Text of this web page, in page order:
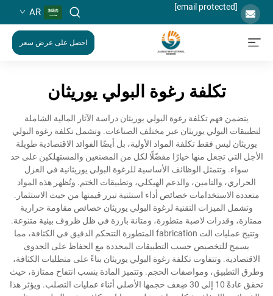
[email protected]
AR
احصل على عرض سعر
تكلفة رغوة البولي يوريثان
يتضمن فهم تكلفة رغوة البولي يوريثان دراسة الآثار المالية الشاملة
لتطبيقات البولي يوريثان عبر مختلف الصناعات. وتشمل تكلفة رغوة البولي
يوريثان ليس فقط تكلفة المواد الأولية، بل أيضًا الفوائد الاقتصادية طويلة
الأجل التي تجعل منها خيارًا مفضّلًا لكل من المصنعين والمستهلكين على حد
سواء. وتتمثل الوظائف الأساسية للرغوة البولي يوريثانية في العزل
الحراري، والتامين، والدعم الهيكلي، وتطبيقات الختم. وتُظهر هذه المواد
متعددة الاستخدامات خصائص أداء استثنية تبرر قيمتها من حيث الاستثمار.
وتشمل الميزات التقنية لرغوة البولي يوريثان خصائص مقاومة حرارية
ممتازة، وقدرات لاصبة متطورة، ومتانة بارزة في ظل ظروف بيئية متنوعة.
وتتيح عمليات الت fabrication المتطورة التتحكم الدقيق في الكثافة، مما
يسمح للتخصيص حسب التطبيقات المحددة مع الحفاظ على الجدوى
الاقتصادية. وتتفاوت تكلفة رغوة البولي يوريثان بناءً على متطلبات الكثافة،
وطرق التطبيق، ومواصفات الحجم. وتتميز المادة بنسب انتفاخ ممتازة، حيث
تحقق عادةً 10 إلى 30 ضِعف حجمها الأصلي أثناء عمليات التصلب. ويؤثر هذا